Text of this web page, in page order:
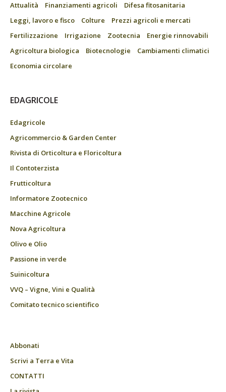
Attualità Finanziamenti agricoli
Difesa fitosanitaria
Leggi, lavoro e fisco
Colture
Prezzi agricoli e mercati
Fertilizzazione
Irrigazione Zootecnia
Energie rinnovabili
Agricoltura biologica
Biotecnologie
Cambiamenti climatici
Economia circolare
EDAGRICOLE
Edagricole
Agricommercio & Garden Center
Rivista di Orticoltura e Floricoltura
Il Contoterzista
Frutticoltura
Informatore Zootecnico
Macchine Agricole
Nova Agricoltura
Olivo e Olio
Passione in verde
Suinicoltura
VVQ – Vigne, Vini e Qualità
Comitato tecnico scientifico
Abbonati
Scrivi a Terra e Vita
CONTATTI